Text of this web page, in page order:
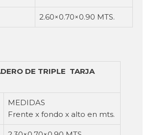
2.60×0.70×0.90 MTS.
DE TRIPLE TARJA
MEDIDAS
Frente x fondo x alto en mts.